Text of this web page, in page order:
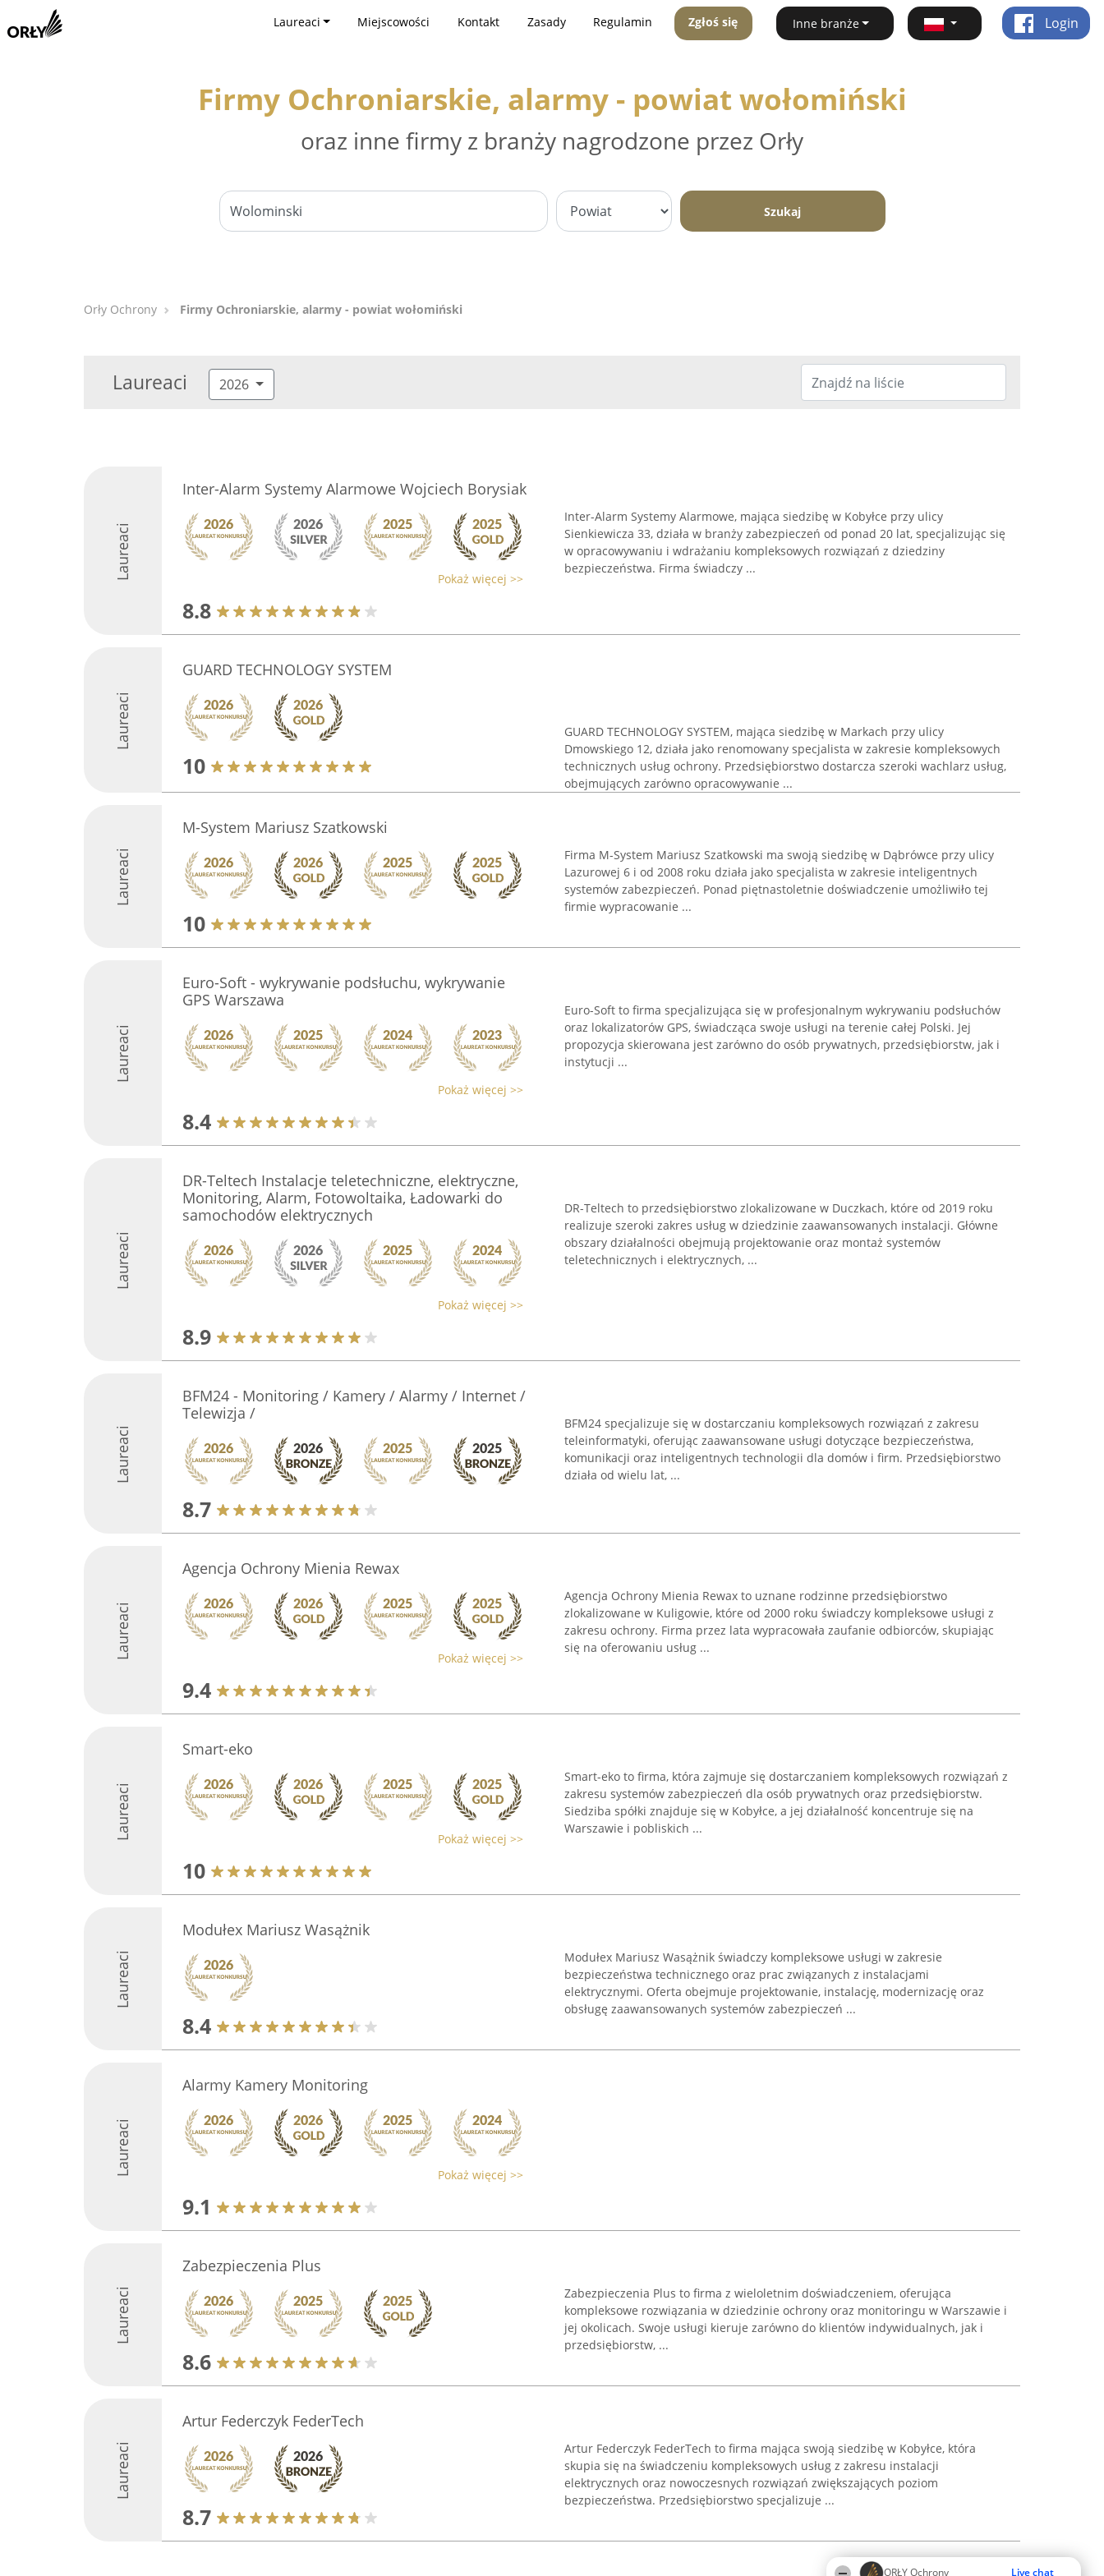
ORŁY Ochrony Live chat
Laureaci Miejscowości Kontakt Zasady Regulamin Zgłoś się Inne branże Login
Firmy Ochroniarskie, alarmy - powiat wołomiński
oraz inne firmy z branży nagrodzone przez Orły
Szukaj
Orły Ochrony Firmy Ochroniarskie, alarmy - powiat wołomiński
Laureaci 2026
Laureaci
Inter-Alarm Systemy Alarmowe Wojciech Borysiak
Pokaż więcej >>
8.8
Inter-Alarm Systemy Alarmowe, mająca siedzibę w Kobyłce przy ulicy
Sienkiewicza 33, działa w branży zabezpieczeń od ponad 20 lat, specjalizując się
w opracowywaniu i wdrażaniu kompleksowych rozwiązań z dziedziny
bezpieczeństwa. Firma świadczy ...
Laureaci
GUARD TECHNOLOGY SYSTEM
10
GUARD TECHNOLOGY SYSTEM, mająca siedzibę w Markach przy ulicy
Dmowskiego 12, działa jako renomowany specjalista w zakresie kompleksowych
technicznych usług ochrony. Przedsiębiorstwo dostarcza szeroki wachlarz usług,
obejmujących zarówno opracowywanie ...
Laureaci
M-System Mariusz Szatkowski
10
Firma M-System Mariusz Szatkowski ma swoją siedzibę w Dąbrówce przy ulicy
Lazurowej 6 i od 2008 roku działa jako specjalista w zakresie inteligentnych
systemów zabezpieczeń. Ponad piętnastoletnie doświadczenie umożliwiło tej
firmie wypracowanie ...
Laureaci
Euro-Soft - wykrywanie podsłuchu, wykrywanie
GPS Warszawa
Pokaż więcej >>
8.4
Euro-Soft to firma specjalizująca się w profesjonalnym wykrywaniu podsłuchów
oraz lokalizatorów GPS, świadcząca swoje usługi na terenie całej Polski. Jej
propozycja skierowana jest zarówno do osób prywatnych, przedsiębiorstw, jak i
instytucji ...
Laureaci
DR-Teltech Instalacje teletechniczne, elektryczne,
Monitoring, Alarm, Fotowoltaika, Ładowarki do
samochodów elektrycznych
Pokaż więcej >>
8.9
DR-Teltech to przedsiębiorstwo zlokalizowane w Duczkach, które od 2019 roku
realizuje szeroki zakres usług w dziedzinie zaawansowanych instalacji. Główne
obszary działalności obejmują projektowanie oraz montaż systemów
teletechnicznych i elektrycznych, ...
Laureaci
BFM24 - Monitoring / Kamery / Alarmy / Internet /
Telewizja /
8.7
BFM24 specjalizuje się w dostarczaniu kompleksowych rozwiązań z zakresu
teleinformatyki, oferując zaawansowane usługi dotyczące bezpieczeństwa,
komunikacji oraz inteligentnych technologii dla domów i firm. Przedsiębiorstwo
działa od wielu lat, ...
Laureaci
Agencja Ochrony Mienia Rewax
Pokaż więcej >>
9.4
Agencja Ochrony Mienia Rewax to uznane rodzinne przedsiębiorstwo
zlokalizowane w Kuligowie, które od 2000 roku świadczy kompleksowe usługi z
zakresu ochrony. Firma przez lata wypracowała zaufanie odbiorców, skupiając
się na oferowaniu usług ...
Laureaci
Smart-eko
Pokaż więcej >>
10
Smart-eko to firma, która zajmuje się dostarczaniem kompleksowych rozwiązań z
zakresu systemów zabezpieczeń dla osób prywatnych oraz przedsiębiorstw.
Siedziba spółki znajduje się w Kobyłce, a jej działalność koncentruje się na
Warszawie i pobliskich ...
Laureaci
Modułex Mariusz Wasążnik
8.4
Modułex Mariusz Wasążnik świadczy kompleksowe usługi w zakresie
bezpieczeństwa technicznego oraz prac związanych z instalacjami
elektrycznymi. Oferta obejmuje projektowanie, instalację, modernizację oraz
obsługę zaawansowanych systemów zabezpieczeń ...
Laureaci
Alarmy Kamery Monitoring
Pokaż więcej >>
9.1
Laureaci
Zabezpieczenia Plus
8.6
Zabezpieczenia Plus to firma z wieloletnim doświadczeniem, oferująca
kompleksowe rozwiązania w dziedzinie ochrony oraz monitoringu w Warszawie i
jej okolicach. Swoje usługi kieruje zarówno do klientów indywidualnych, jak i
przedsiębiorstw, ...
Laureaci
Artur Federczyk FederTech
8.7
Artur Federczyk FederTech to firma mająca swoją siedzibę w Kobyłce, która
skupia się na świadczeniu kompleksowych usług z zakresu instalacji
elektrycznych oraz nowoczesnych rozwiązań zwiększających poziom
bezpieczeństwa. Przedsiębiorstwo specjalizuje ...